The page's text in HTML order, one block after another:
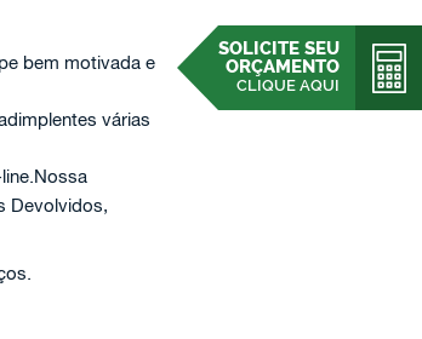
SOLICITE SEU
ORÇAMENTO
CLIQUE AQUI
bem motivada e
várias
Devolvidos,